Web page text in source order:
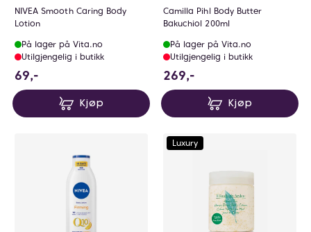
NIVEA Smooth Caring Body
Lotion
På lager på Vita.no
Utilgjengelig i butikk
69,-
Kjøp
Camilla Pihl Body Butter
Bakuchiol 200ml
På lager på Vita.no
Utilgjengelig i butikk
269,-
Kjøp
Luxury